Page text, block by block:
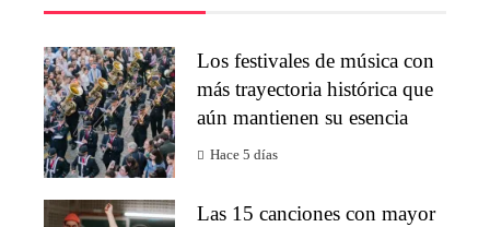
Los festivales de música con
más trayectoria histórica que
aún mantienen su esencia
Hace 5 días
Las 15 canciones con mayor